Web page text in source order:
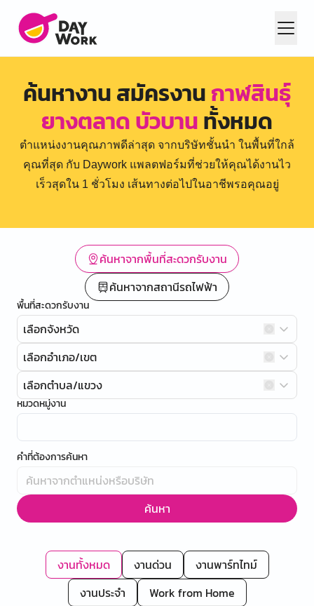
ค้นหางาน สมัครงานกาฬสินธุ์
ยางตลาด บัวบานทั้งหมด
ตำแหน่งงานคุณภาพดีล่าสุด จากบริษัทชั้นนำ ในพื้นที่ใกล้
คุณที่สุด กับ Daywork แพลตฟอร์มที่ช่วยให้คุณได้งานไว
เร็วสุดใน 1 ชั่วโมง เส้นทางต่อไปในอาชีพรอคุณอยู่
ค้นหาจากพื้นที่สะดวกรับงาน
ค้นหาจากสถานีรถไฟฟ้า
พื้นที่สะดวกรับงาน
เลือกจังหวัด
เลือกอำเภอ/เขต
เลือกตำบล/แขวง
หมวดหมู่งาน
คำที่ต้องการค้นหา
ค้นหา
งานทั้งหมด งานด่วน
งานพาร์ทไทม์
งานประจำ
Work from Home